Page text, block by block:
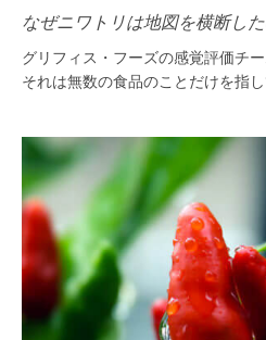
なぜニワトリは地図を横断し
グリフィス・フーズの感覚評価チ
それは無数の食品のことだけを指